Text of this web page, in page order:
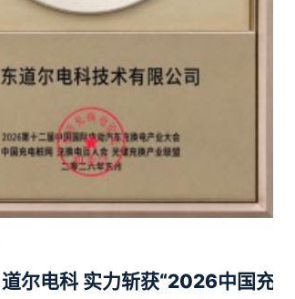
尔电科 实力斩获“2026中国充